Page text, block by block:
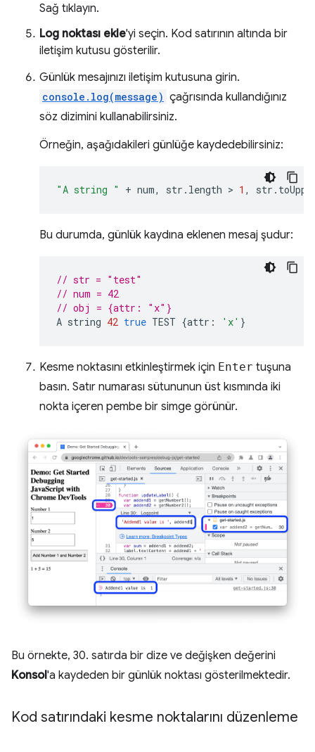
Sağ tıklayın.
Log noktası ekle'yi seçin. Kod satırının altında bir
iletişim kutusu gösterilir.
Günlük mesajınızı iletişim kutusuna girin.
console.log(message) çağrısında kullandığınız
söz dizimini kullanabilirsiniz.
Örneğin, aşağıdakileri günlüğe kaydedebilirsiniz:
"A string " + num, str . length > 1 , str .
Bu durumda, günlük kaydına eklenen mesaj şudur:
// str = "test"
// num = 42
// obj = {attr: "x"}
A string 42 true TEST {attr : 'x' }
Kesme noktasını etkinleştirmek için Enter tuşuna
basın. Satır numarası sütununun üst kısmında iki
nokta içeren pembe bir simge görünür.
Bu örnekte, 30. satırda bir dize ve değişken değerini
Konsol'a kaydeden bir günlük noktası gösterilmektedir.
Kod satırındaki kesme noktalarını düzenleme